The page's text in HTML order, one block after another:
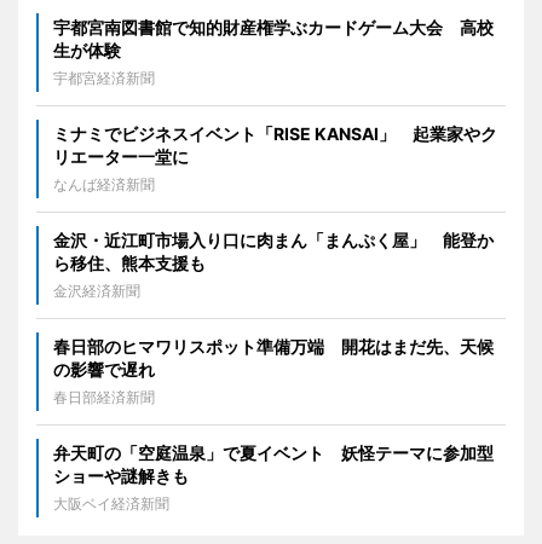
宇都宮南図書館で知的財産権学ぶカードゲーム大会 高校
生が体験
宇都宮経済新聞
ミナミでビジネスイベント「RISE KANSAI」 起業家やク
リエーター一堂に
なんば経済新聞
金沢・近江町市場入り口に肉まん「まんぷく屋」 能登か
ら移住、熊本支援も
金沢経済新聞
春日部のヒマワリスポット準備万端 開花はまだ先、天候
の影響で遅れ
春日部経済新聞
弁天町の「空庭温泉」で夏イベント 妖怪テーマに参加型
ショーや謎解きも
大阪ベイ経済新聞